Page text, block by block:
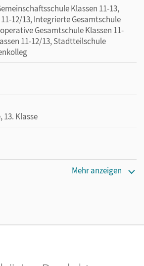
Klassen 11-13,
12/13, Integrierte Gesamtschule
Gesamtschule Klassen 11-
11-12/13, Stadtteilschule
13. Klasse
Mehr anzeigen